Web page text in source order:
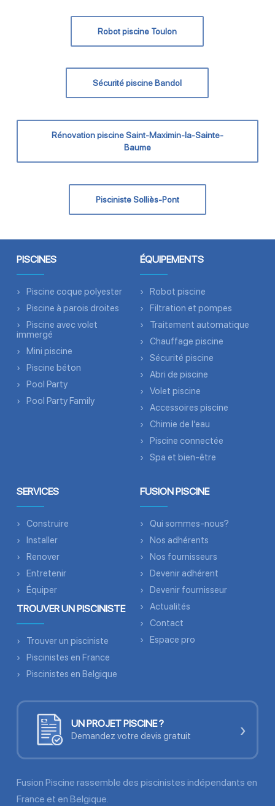
Robot piscine Toulon
Sécurité piscine Bandol
Rénovation piscine Saint-Maximin-la-Sainte-
Baume
Pisciniste Solliès-Pont
PISCINES
Piscine coque polyester
Piscine à parois droites
Piscine avec volet
immergé
Mini piscine
Piscine béton
Pool Party
Pool Party Family
ÉQUIPEMENTS
Robot piscine
Filtration et pompes
Traitement automatique
Chauffage piscine
Sécurité piscine
Abri de piscine
Volet piscine
Accessoires piscine
Chimie de l’eau
Piscine connectée
Spa et bien-être
SERVICES
Construire
Installer
Renover
Entretenir
Équiper
TROUVER UN PISCINISTE
Trouver un pisciniste
Piscinistes en France
Piscinistes en Belgique
FUSION PISCINE
Qui sommes-nous?
Nos adhérents
Nos fournisseurs
Devenir adhérent
Devenir fournisseur
Actualités
Contact
Espace pro
UN PROJET PISCINE ?
Demandez votre devis gratuit ›
Fusion Piscine rassemble des piscinistes indépendants en
France et en Belgique.